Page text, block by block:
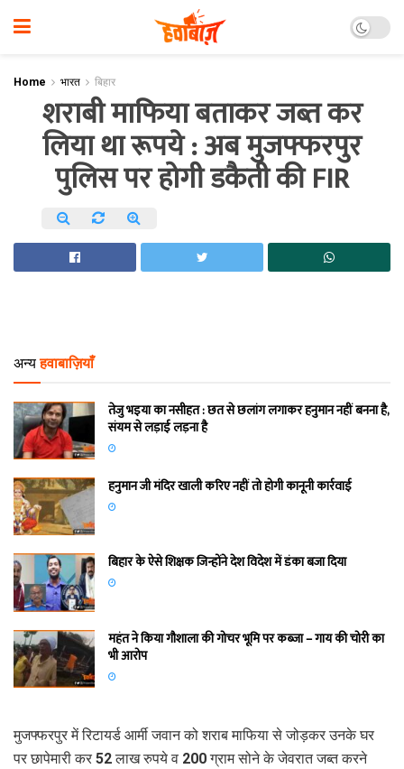
Home भारत बिहार
शराबी माफिया बताकर जब्त कर
लिया था रूपये : अब मुजफ्फरपुर
पुलिस पर होगी डकैती की FIR
अन्य हवाबाज़ियाँ
तेजु भइया का नसीहत : छत से छलांग लगाकर हनुमान नहीं बनना है,
संयम से लड़ाई लड़ना है
हनुमान जी मंदिर खाली करिए नहीं तो होगी कानूनी कार्रवाई
बिहार के ऐसे शिक्षक जिन्होंने देश विदेश में डंका बजा दिया
महंत ने किया गौशाला की गोचर भूमि पर कब्जा – गाय की चोरी का
भी आरोप
मुजफ्फरपुर में रिटायर्ड आर्मी जवान को शराब माफिया से जोड़कर उनके घर
पर छापेमारी कर 52 लाख रुपये व 200 ग्राम सोने के जेवरात जब्त करने